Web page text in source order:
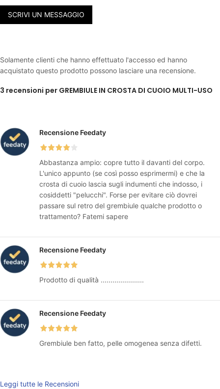
SCRIVI UN MESSAGGIO
3 recensioni per GREMBIULE IN CROSTA DI CUOIO MULTI-USO
Recensione Feedaty
Abbastanza ampio: copre tutto il davanti del corpo.
L'unico appunto (se così posso esprimermi) e che la
crosta di cuoio lascia sugli indumenti che indosso, i
cosiddetti "pelucchi". Forse per evitare ciò dovrei
passare sul retro del grembiule qualche prodotto o
trattamento? Fatemi sapere
Recensione Feedaty
Prodotto di qualità ......................
Recensione Feedaty
Grembiule ben fatto, pelle omogenea senza difetti.
Leggi tutte le Recensioni
Solamente clienti che hanno effettuato l'accesso ed hanno
acquistato questo prodotto possono lasciare una recensione.